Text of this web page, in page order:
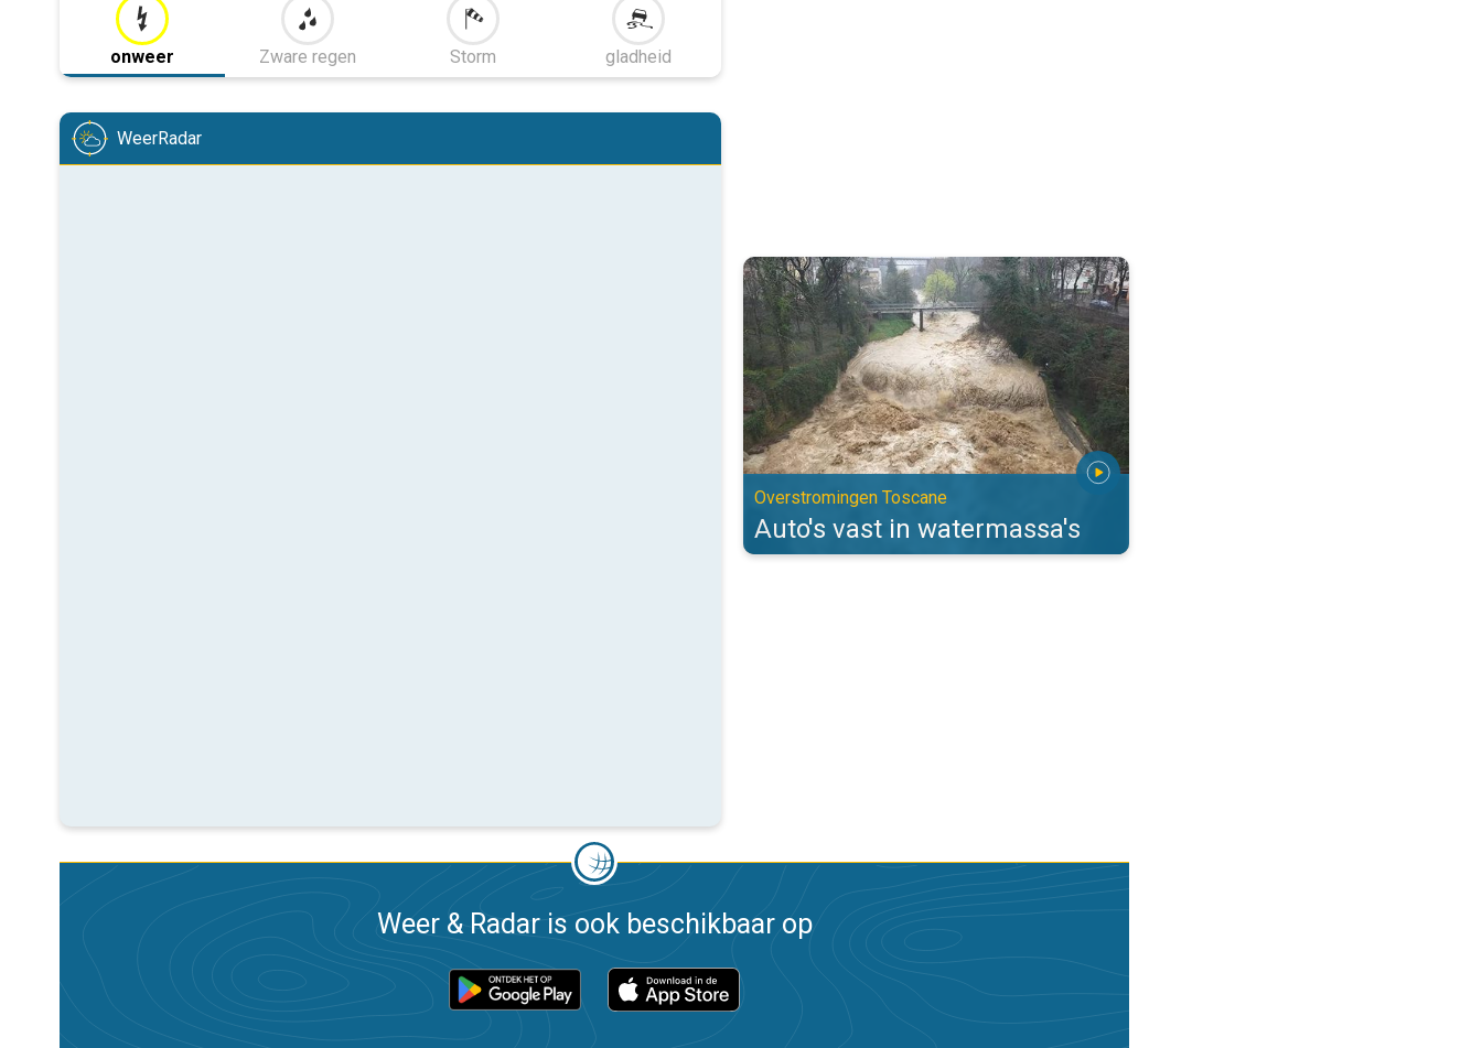
onweer Zware regen Storm gladheid
WeerRadar
Auto's vast in watermassa's. Overstromingen Toscane. . .
Overstromingen Toscane
Auto's vast in watermassa's
Weer & Radar is ook beschikbaar op